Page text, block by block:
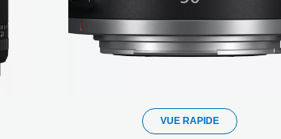
VUE RAPIDE